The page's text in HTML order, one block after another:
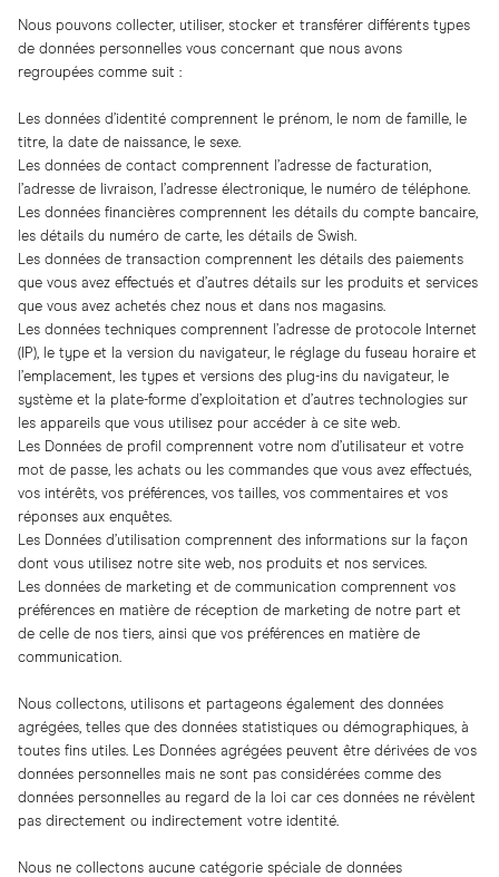
Nous pouvons collecter, utiliser, stocker et transférer différents types
de données personnelles vous concernant que nous avons
regroupées comme suit :
Les données d’identité comprennent le prénom, le nom de famille, le
titre, la date de naissance, le sexe.
Les données de contact comprennent l’adresse de facturation,
l’adresse de livraison, l’adresse électronique, le numéro de téléphone.
Les données financières comprennent les détails du compte bancaire,
les détails du numéro de carte, les détails de Swish.
Les données de transaction comprennent les détails des paiements
que vous avez effectués et d’autres détails sur les produits et services
que vous avez achetés chez nous et dans nos magasins.
Les données techniques comprennent l’adresse de protocole Internet
(IP), le type et la version du navigateur, le réglage du fuseau horaire et
l’emplacement, les types et versions des plug-ins du navigateur, le
système et la plate-forme d’exploitation et d’autres technologies sur
les appareils que vous utilisez pour accéder à ce site web.
Les Données de profil comprennent votre nom d’utilisateur et votre
mot de passe, les achats ou les commandes que vous avez effectués,
vos intérêts, vos préférences, vos tailles, vos commentaires et vos
réponses aux enquêtes.
Les Données d’utilisation comprennent des informations sur la façon
dont vous utilisez notre site web, nos produits et nos services.
Les données de marketing et de communication comprennent vos
préférences en matière de réception de marketing de notre part et
de celle de nos tiers, ainsi que vos préférences en matière de
communication.
Nous collectons, utilisons et partageons également des données
agrégées, telles que des données statistiques ou démographiques, à
toutes fins utiles. Les Données agrégées peuvent être dérivées de vos
données personnelles mais ne sont pas considérées comme des
données personnelles au regard de la loi car ces données ne révèlent
pas directement ou indirectement votre identité.
Nous ne collectons aucune catégorie spéciale de données